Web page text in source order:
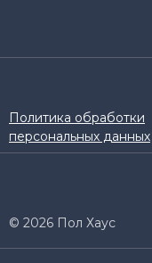
Политика обработки
персональных данных
© 2026 Пол Хаус